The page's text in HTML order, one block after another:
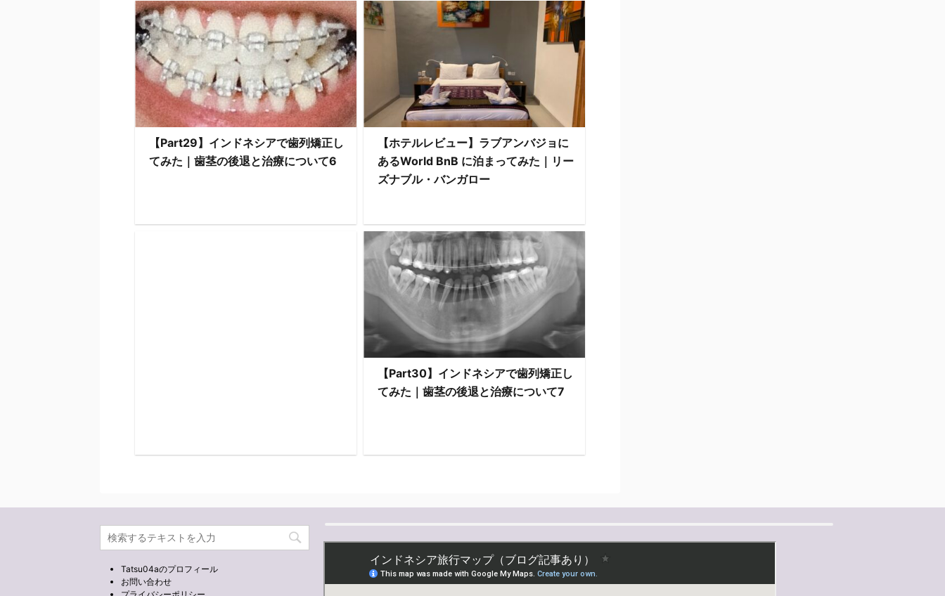
【Part29】インドネシアで歯列矯正し
てみた｜歯茎の後退と治療について6
【ホテルレビュー】ラブアンバジョに
あるWorld BnB に泊まってみた｜リー
ズナブル・バンガロー
【Part30】インドネシアで歯列矯正し
てみた｜歯茎の後退と治療について7
Tatsu04aのプロフィール
お問い合わせ